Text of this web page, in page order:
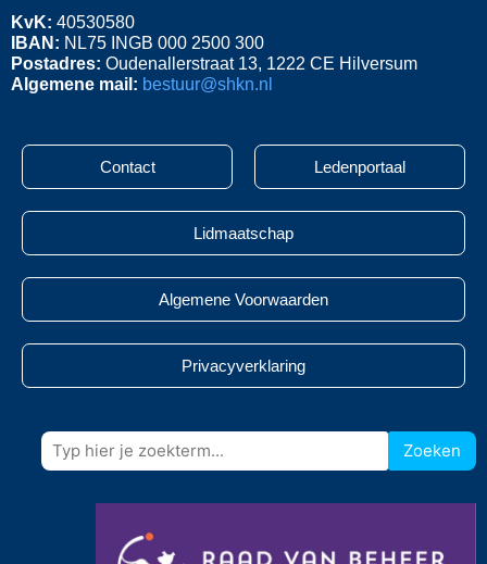
KvK: 40530580
IBAN: NL75 INGB 000 2500 300
Postadres: Oudenallerstraat 13, 1222 CE Hilversum
Algemene mail: bestuur@shkn.nl
Contact Ledenportaal
Lidmaatschap
Algemene Voorwaarden
Privacyverklaring
Zoeken